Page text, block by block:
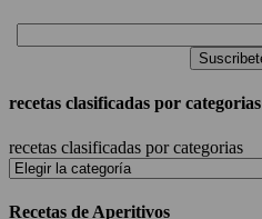
recetas clasificadas por categorias
recetas clasificadas por categorias
Recetas de Aperitivos